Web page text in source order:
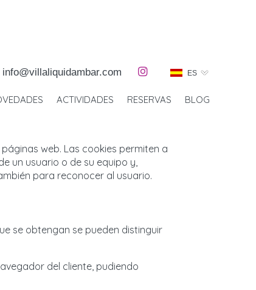
info@villaliquidambar.com ES
ACTIVIDADES RESERVAS BLOG
web. Las cookies permiten a
un usuario o de su equipo y,
para reconocer al usuario.
se obtengan se pueden distinguir
del cliente, pudiendo